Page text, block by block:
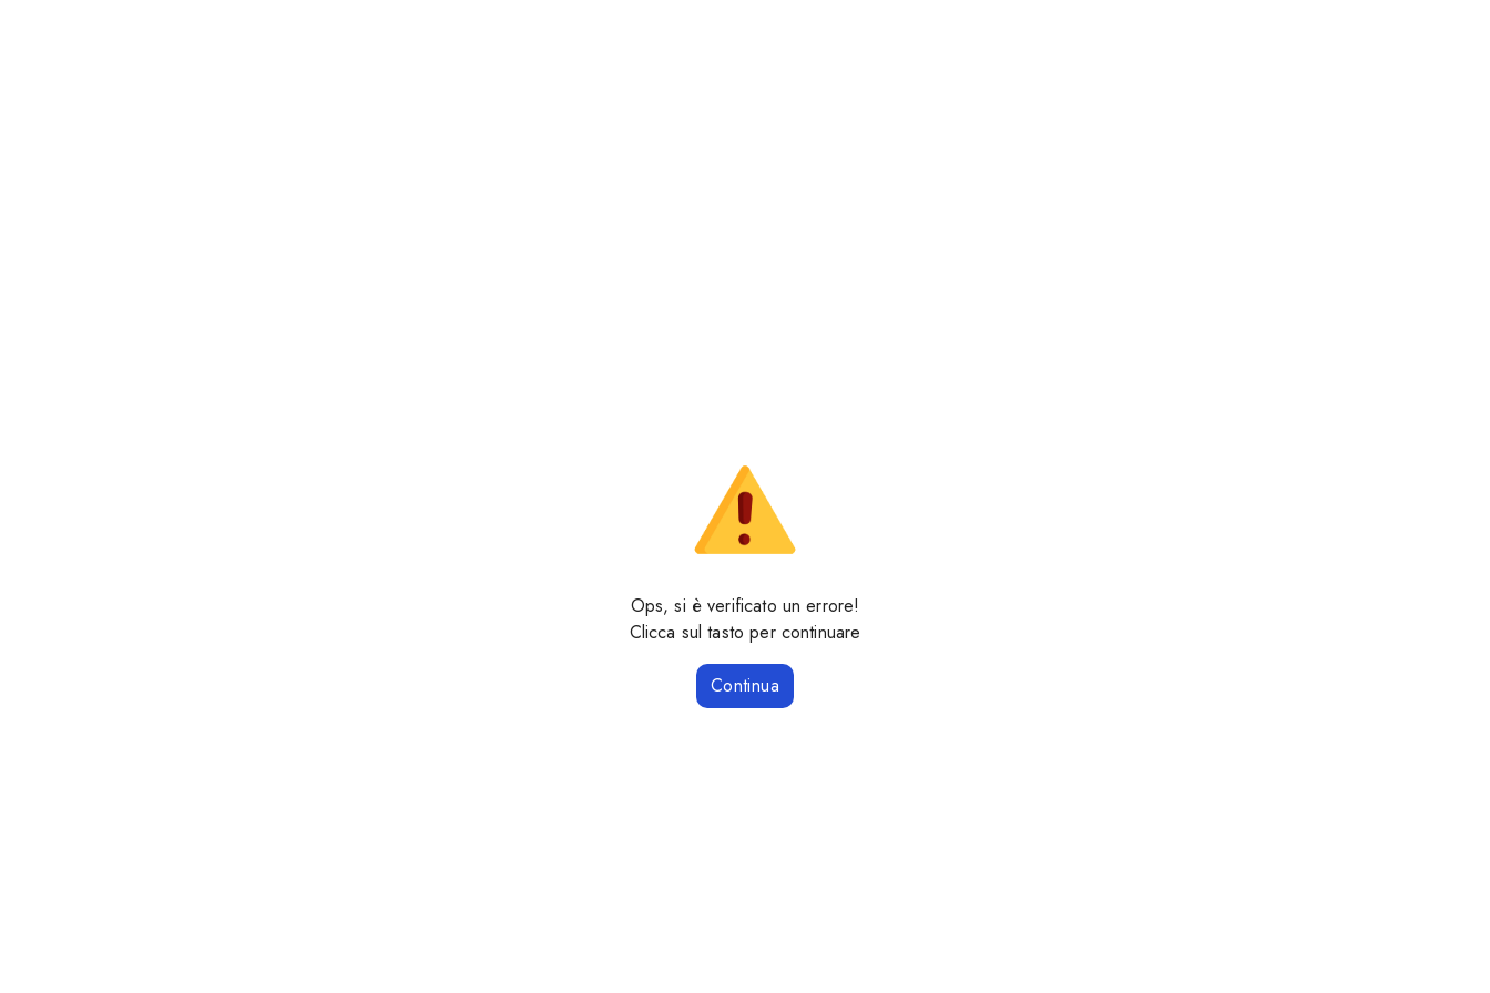
Ops, si è verificato un errore!
Clicca sul tasto per continuare
Continua